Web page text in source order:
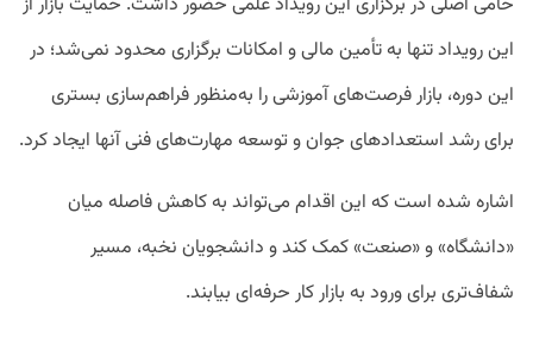
این رویداد تنها به تأمین مالی و امکانات برگزاری محدود نمی‌شد؛ در
این دوره، بازار فرصت‌های آموزشی‌ را به‌منظور فراهم‌سازی بستری
برای رشد استعدادهای جوان و توسعه مهارت‌های فنی آنها ایجاد کرد.
اشاره شده است که این اقدام می‌تواند به کاهش فاصله میان
«دانشگاه» و «صنعت» کمک کند و دانشجویان نخبه، مسیر
شفاف‌تری برای ورود به بازار کار حرفه‌ای بیابند.